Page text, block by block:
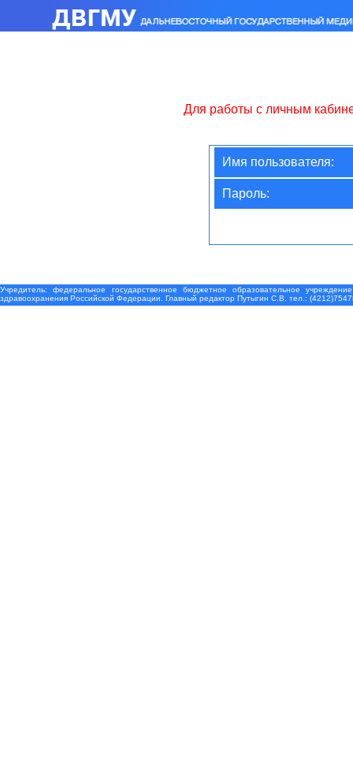
Для работы с личным
Имя пользователя:
Пароль:
Учредитель: федеральное государственное бюджетное образовательное
здравоохранения Российской Федерации. Главный редактор Путыгин С.В. тел.: